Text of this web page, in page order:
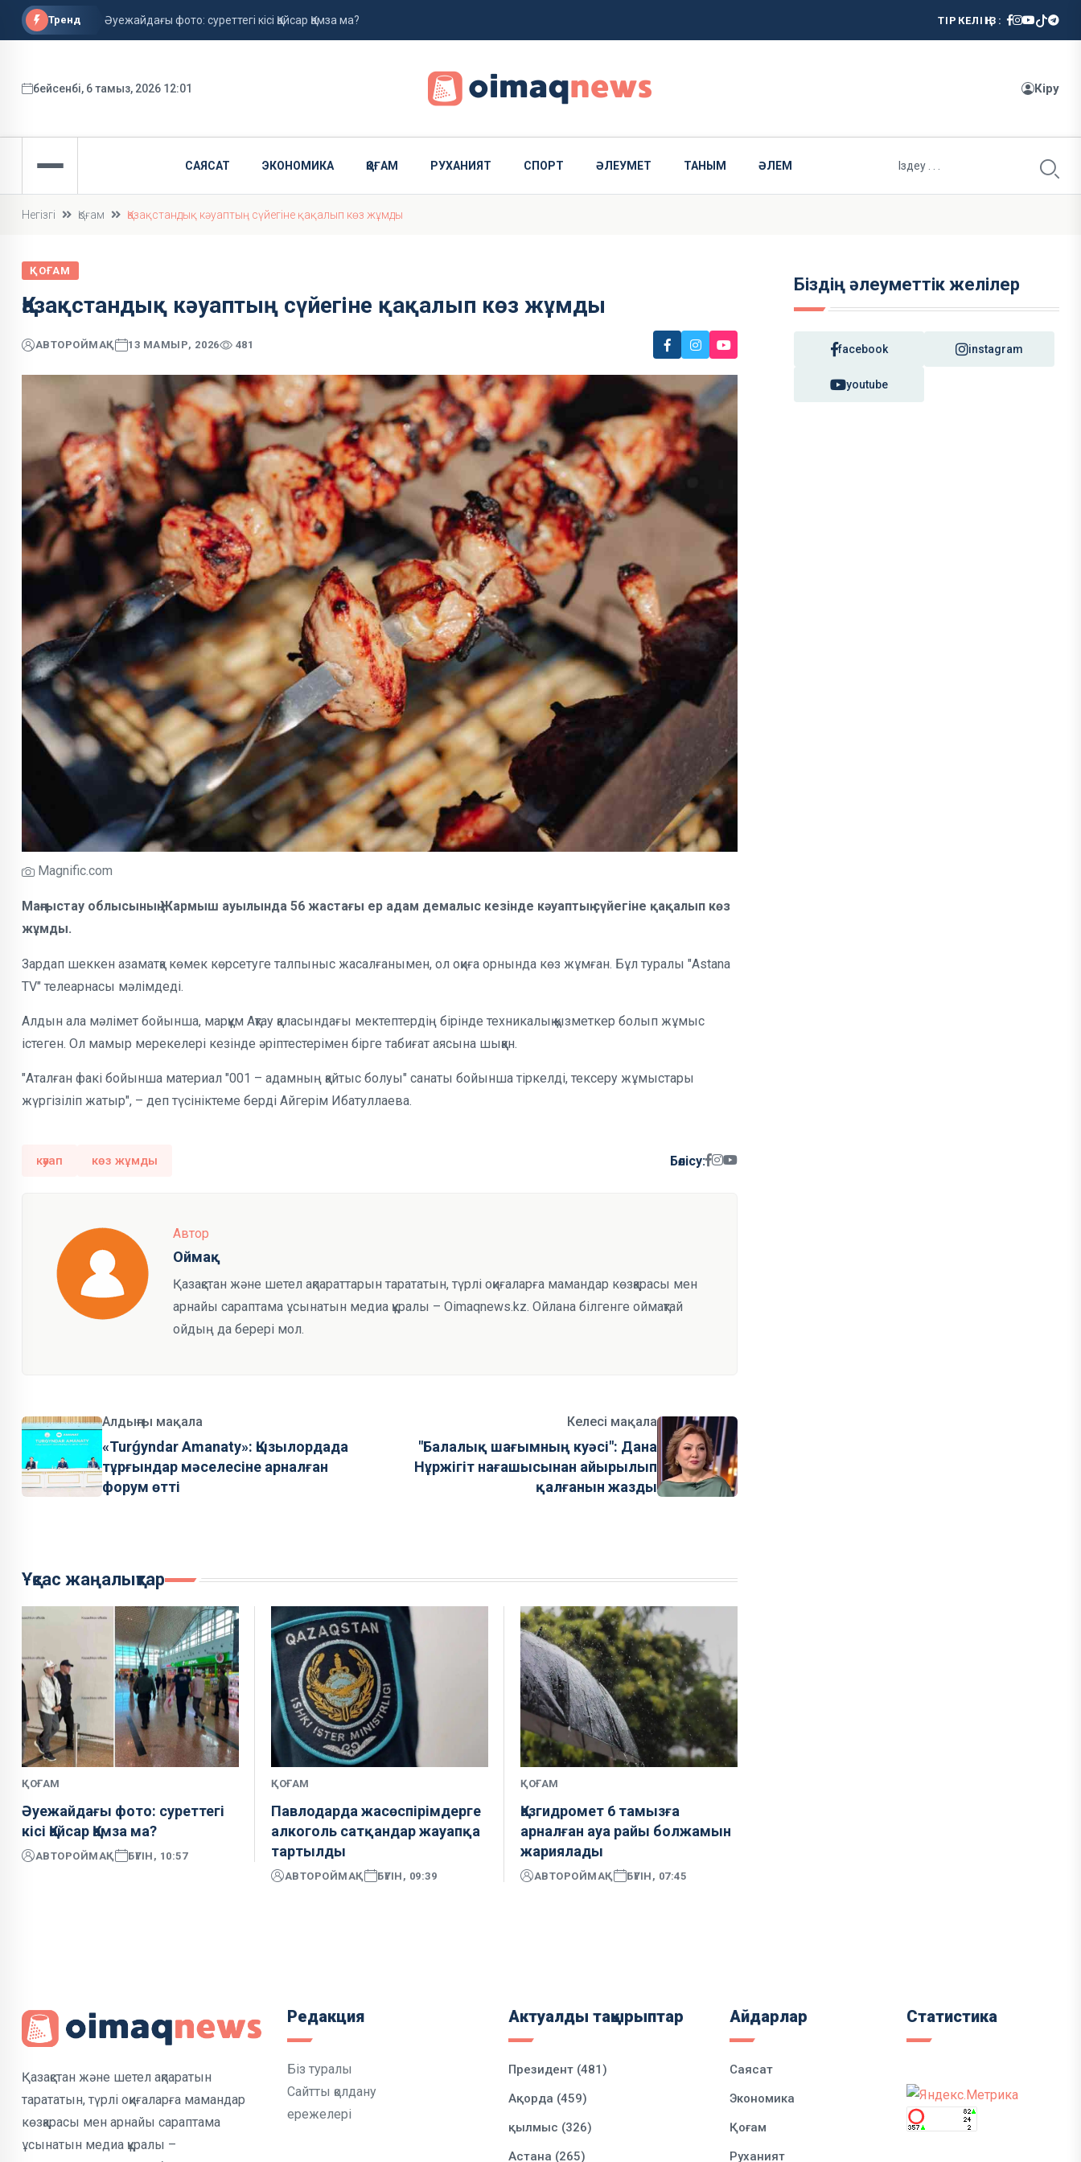
Тренд Әуежайдағы фото: суреттегі кісі Қайсар Қамза ма?
Бишімбаевтың анасы бұрынғы келінін сотқа берді
ТІРКЕЛІҢІЗ:
бейсенбі, 6 тамыз, 2026 12:01 Кіру
САЯСАТ ЭКОНОМИКА ҚОҒАМ РУХАНИЯТ СПОРТ ӘЛЕУМЕТ ТАНЫМ ӘЛЕМ
Негізгі Қоғам Қазақстандық кәуаптың сүйегіне қақалып көз жұмды
ҚОҒАМ
Қазақстандық кәуаптың сүйегіне қақалып көз жұмды
АВТОРОЙМАҚ 13 МАМЫР, 2026 481
Magnific.com
Маңғыстау облысының Жармыш ауылында 56 жастағы ер адам демалыс кезінде кәуаптың сүйегіне қақалып көз
жұмды.
Зардап шеккен азаматқа көмек көрсетуге талпыныс жасалғанымен, ол оқиға орнында көз жұмған. Бұл туралы "Astana
TV" телеарнасы мәлімдеді.
Алдын ала мәлімет бойынша, марқұм Ақтау қаласындағы мектептердің бірінде техникалық қызметкер болып жұмыс
істеген. Ол мамыр мерекелері кезінде әріптестерімен бірге табиғат аясына шыққан.
"Аталған факі бойынша материал "001 – адамның қайтыс болуы" санаты бойынша тіркелді, тексеру жұмыстары
жүргізіліп жатыр", – деп түсініктеме берді Айгерім Ибатуллаева.
кәуап көз жұмды Бөлісу:
Автор
Оймақ
Қазақстан және шетел ақпараттарын тарататын, түрлі оқиғаларға мамандар көзқарасы мен
арнайы сараптама ұсынатын медиа құралы – Oimaqnews.kz. Ойлана білгенге оймақтай
ойдың да берері мол.
Алдыңғы мақала
«Turǵyndar Amanaty»: Қызылордада
тұрғындар мәселесіне арналған
форум өтті
Келесі мақала
"Балалық шағымның куәсі": Дана
Нұржігіт нағашысынан айырылып
қалғанын жазды
Ұқсас жаңалықтар
ҚОҒАМ
Әуежайдағы фото: суреттегі
кісі Қайсар Қамза ма?
АВТОРОЙМАҚ БҮГІН, 10:57
ҚОҒАМ
Павлодарда жасөспірімдерге
алкоголь сатқандар жауапқа
тартылды
АВТОРОЙМАҚ БҮГІН, 09:39
ҚОҒАМ
Қазгидромет 6 тамызға
арналған ауа райы болжамын
жариялады
АВТОРОЙМАҚ БҮГІН, 07:45
Біздің әлеуметтік желілер
facebook instagram
youtube
Қазақстан және шетел ақпаратын
тарататын, түрлі оқиғаларға мамандар
көзқарасы мен арнайы сараптама
ұсынатын медиа құралы –
Редакция
Біз туралы
Сайтты қолдану
ережелері
Актуалды тақырыптар
Президент (481)
Ақорда (459)
қылмыс (326)
Астана (265)
Айдарлар
Саясат
Экономика
Қоғам
Руханият
Статистика